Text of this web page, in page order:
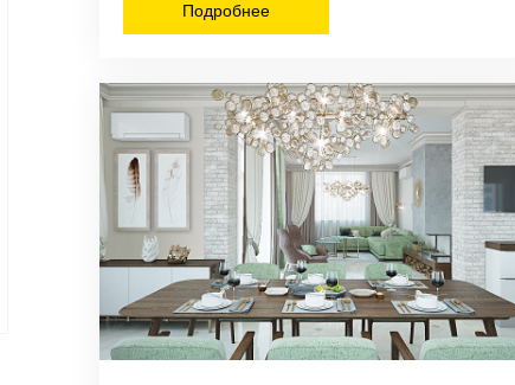
Лофт
Классические
Прованс
Хай-тек
Арт-деко
Кантри
Материал
Деревянные
Металлические
Текстильные
Хрустальные
Пластиковые
Керамические
Кованые
Рожковые
Тарелки
В форме
шара
Подробнее